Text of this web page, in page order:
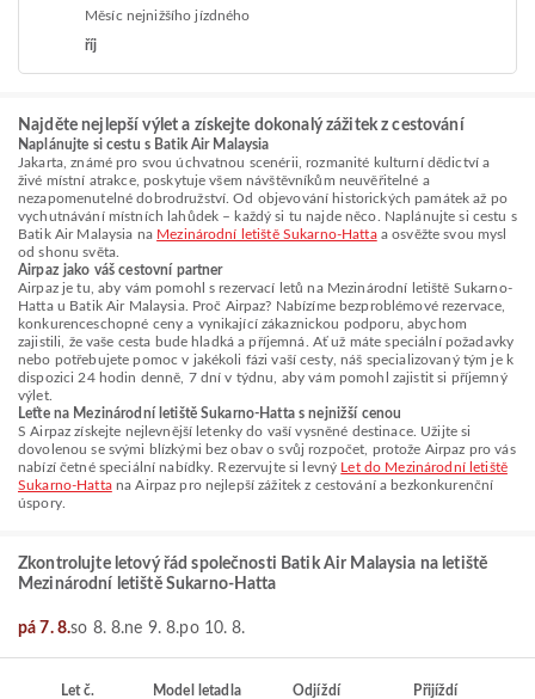
Měsíc nejnižšího jízdného
říj
Najděte nejlepší výlet a získejte dokonalý zážitek z cestování
Naplánujte si cestu s Batik Air Malaysia
Jakarta, známé pro svou úchvatnou scenérii, rozmanité kulturní dědictví a
živé místní atrakce, poskytuje všem návštěvníkům neuvěřitelné a
nezapomenutelné dobrodružství. Od objevování historických památek až po
vychutnávání místních lahůdek – každý si tu najde něco. Naplánujte si cestu s
Batik Air Malaysia na Mezinárodní letiště Sukarno-Hattaa osvěžte svou mysl
od shonu světa.
Airpaz jako váš cestovní partner
Airpaz je tu, aby vám pomohl s rezervací letů na Mezinárodní letiště Sukarno-
Hatta u Batik Air Malaysia. Proč Airpaz? Nabízíme bezproblémové rezervace,
konkurenceschopné ceny a vynikající zákaznickou podporu, abychom
zajistili, že vaše cesta bude hladká a příjemná. Ať už máte speciální požadavky
nebo potřebujete pomoc v jakékoli fázi vaší cesty, náš specializovaný tým je k
dispozici 24 hodin denně, 7 dní v týdnu, aby vám pomohl zajistit si příjemný
výlet.
Leťte na Mezinárodní letiště Sukarno-Hatta s nejnižší cenou
S Airpaz získejte nejlevnější letenky do vaší vysněné destinace. Užijte si
dovolenou se svými blízkými bez obav o svůj rozpočet, protože Airpaz pro vás
nabízí četné speciální nabídky. Rezervujte si levný Let do Mezinárodní letiště
Sukarno-Hattana Airpaz pro nejlepší zážitek z cestování a bezkonkurenční
úspory.
Zkontrolujte letový řád společnosti Batik Air Malaysia na letiště
Mezinárodní letiště Sukarno-Hatta
pá 7. 8.so 8. 8.ne 9. 8.po 10. 8.
Let č. Model letadla Odjíždí Přijíždí